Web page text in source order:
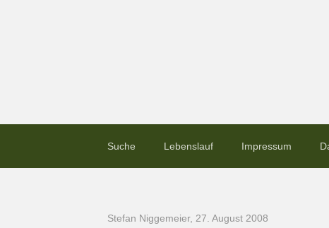
Suche Lebenslauf Impressum
Stefan Niggemeier, 27. August 2008